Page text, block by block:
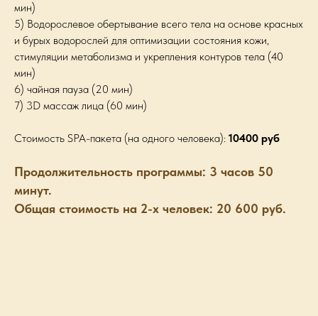
мин)
5) Водорослевое обертывание всего тела на основе красных
и бурых водорослей для оптимизации состояния кожи,
стимуляции метаболизма и укрепления контуров тела (40
мин)
6) чайная пауза (20 мин)
7) 3D массаж лица (60 мин)
Стоимость SPA-пакета (на одного человека): 10400 руб
Продолжительность программы: 3 часов 50
минут.
Общая стоимость на 2-х человек: 20 600 руб.